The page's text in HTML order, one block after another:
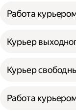
Работа
Курьер
Курьер
Работа